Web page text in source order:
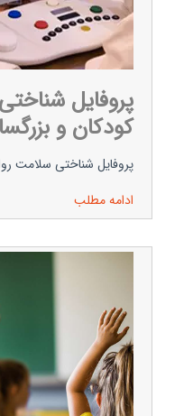
پروفایل
کودکان و
پروفایل شناختی سلامت
ادامه مطلب